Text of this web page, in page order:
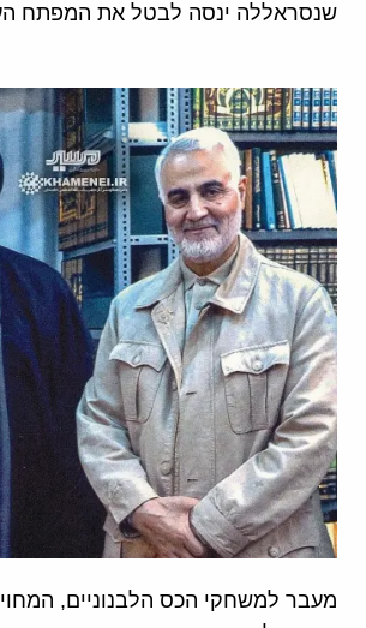
שנסראללה ינסה לבטל את המפתח
מעבר למשחקי הכס הלבנוניים,